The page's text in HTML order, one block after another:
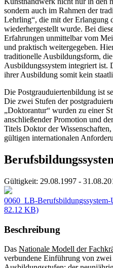
sondern auch im Rahmen der
Lehrling“, die mit der Erlangung
wiederhergestellt wurde. Bei
Erfahrungen unmittelbar vom
und praktisch weitergegeben.
traditionelle Ausbildungsform,
Ausbildungssystem integriert ist.
ihrer Ausbildung somit kein
Die Postgrauduiertenbildung ist
Die zwei Stufen der
„Doktorantur“ wurden zu einer
anschließender Promotion und
Titels Doktor der
gültigen internationalen
Gültigkeit: 29.08.1997 -
0060_LB-Berufsbildungssystem-
82.12 KB)
Beschreibung
Das Nationale Modell der
verbundene Einführung von zwei